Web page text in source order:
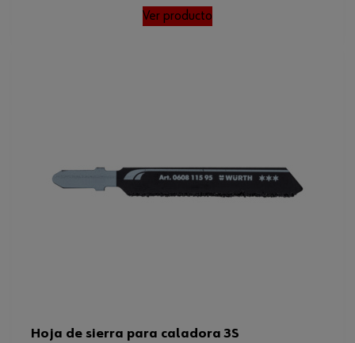
Ver producto
Hoja de sierra para caladora 3S